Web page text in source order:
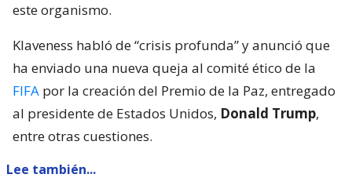
este organismo.
Klaveness habló de “crisis profunda” y anunció que
ha enviado una nueva queja al comité ético de la
FIFA por la creación del Premio de la Paz, entregado
al presidente de Estados Unidos, Donald Trump,
entre otras cuestiones.
Lee también...